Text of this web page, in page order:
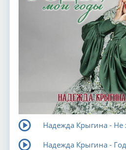
Надежда Крыгина - Не
Надежда Крыгина -